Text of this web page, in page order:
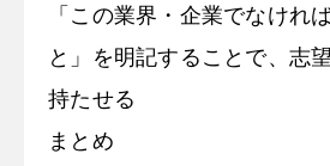
「この業界・企業でなけれ
と」を明記することで、志
持たせる
まとめ